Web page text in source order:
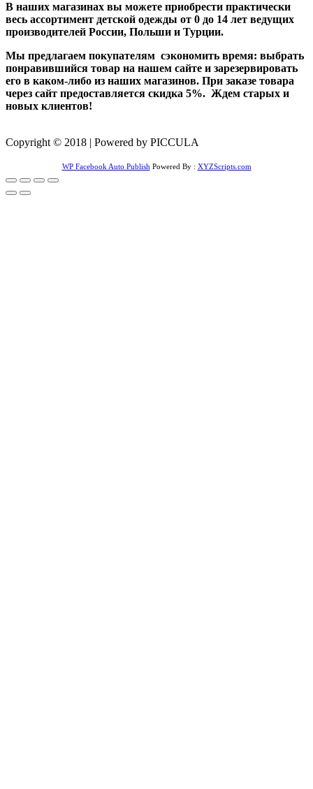
В наших магазинах вы можете приобрести практически
весь ассортимент детской одежды от 0 до 14 лет ведущих
производителей России, Польши и Турции.
Мы предлагаем покупателям сэкономить время: выбрать
понравившийся товар на нашем сайте и зарезервировать
его в каком-либо из наших магазинов. При заказе товара
через сайт предоставляется скидка 5%. Ждем старых и
новых клиентов!
Copyright © 2018 | Powered by PICCULA
WP Facebook Auto Publish Powered By : XYZScripts.com